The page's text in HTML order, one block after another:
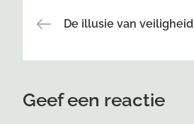
Bericht
navigatie
De illusie van veiligheid
Geef een reactie